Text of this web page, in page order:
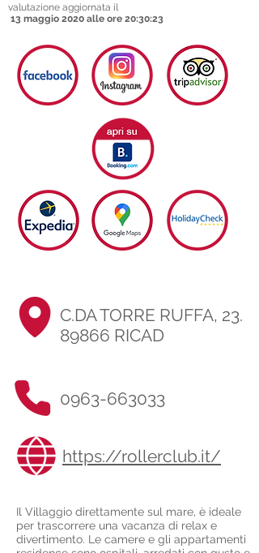
valutazione aggiornata il
13 maggio 2020 alle ore 20:30:23
C.DA TORRE RUFFA, 23.
89866 RICAD
0963-663033
https://rollerclub.it/
Il Villaggio direttamente sul mare, è ideale
per trascorrere una vacanza di relax e
divertimento. Le camere e gli appartamenti